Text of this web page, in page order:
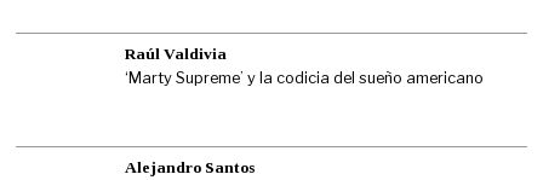
Raúl Valdivia
‘Marty Supreme’ y la codicia del sueño americano
Alejandro Santos